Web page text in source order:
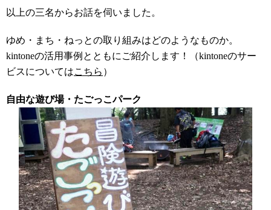
以上の三名からお話を伺いました。
ゆめ・まち・ねっとの取り組みはどのようなものか。
kintoneの活用事例とともにご紹介します！（kintoneのサー
ビスについてはこちら ）
自由な遊び場・たごっこパーク